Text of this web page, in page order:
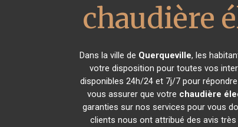
chaudière
Dans la ville de Querqueville, les
votre disposition pour toutes vos
disponibles 24h/24 et 7j/7 pour
vous assurer que votre chaudière
garanties sur nos services pour vous
clients nous ont attribué des avis